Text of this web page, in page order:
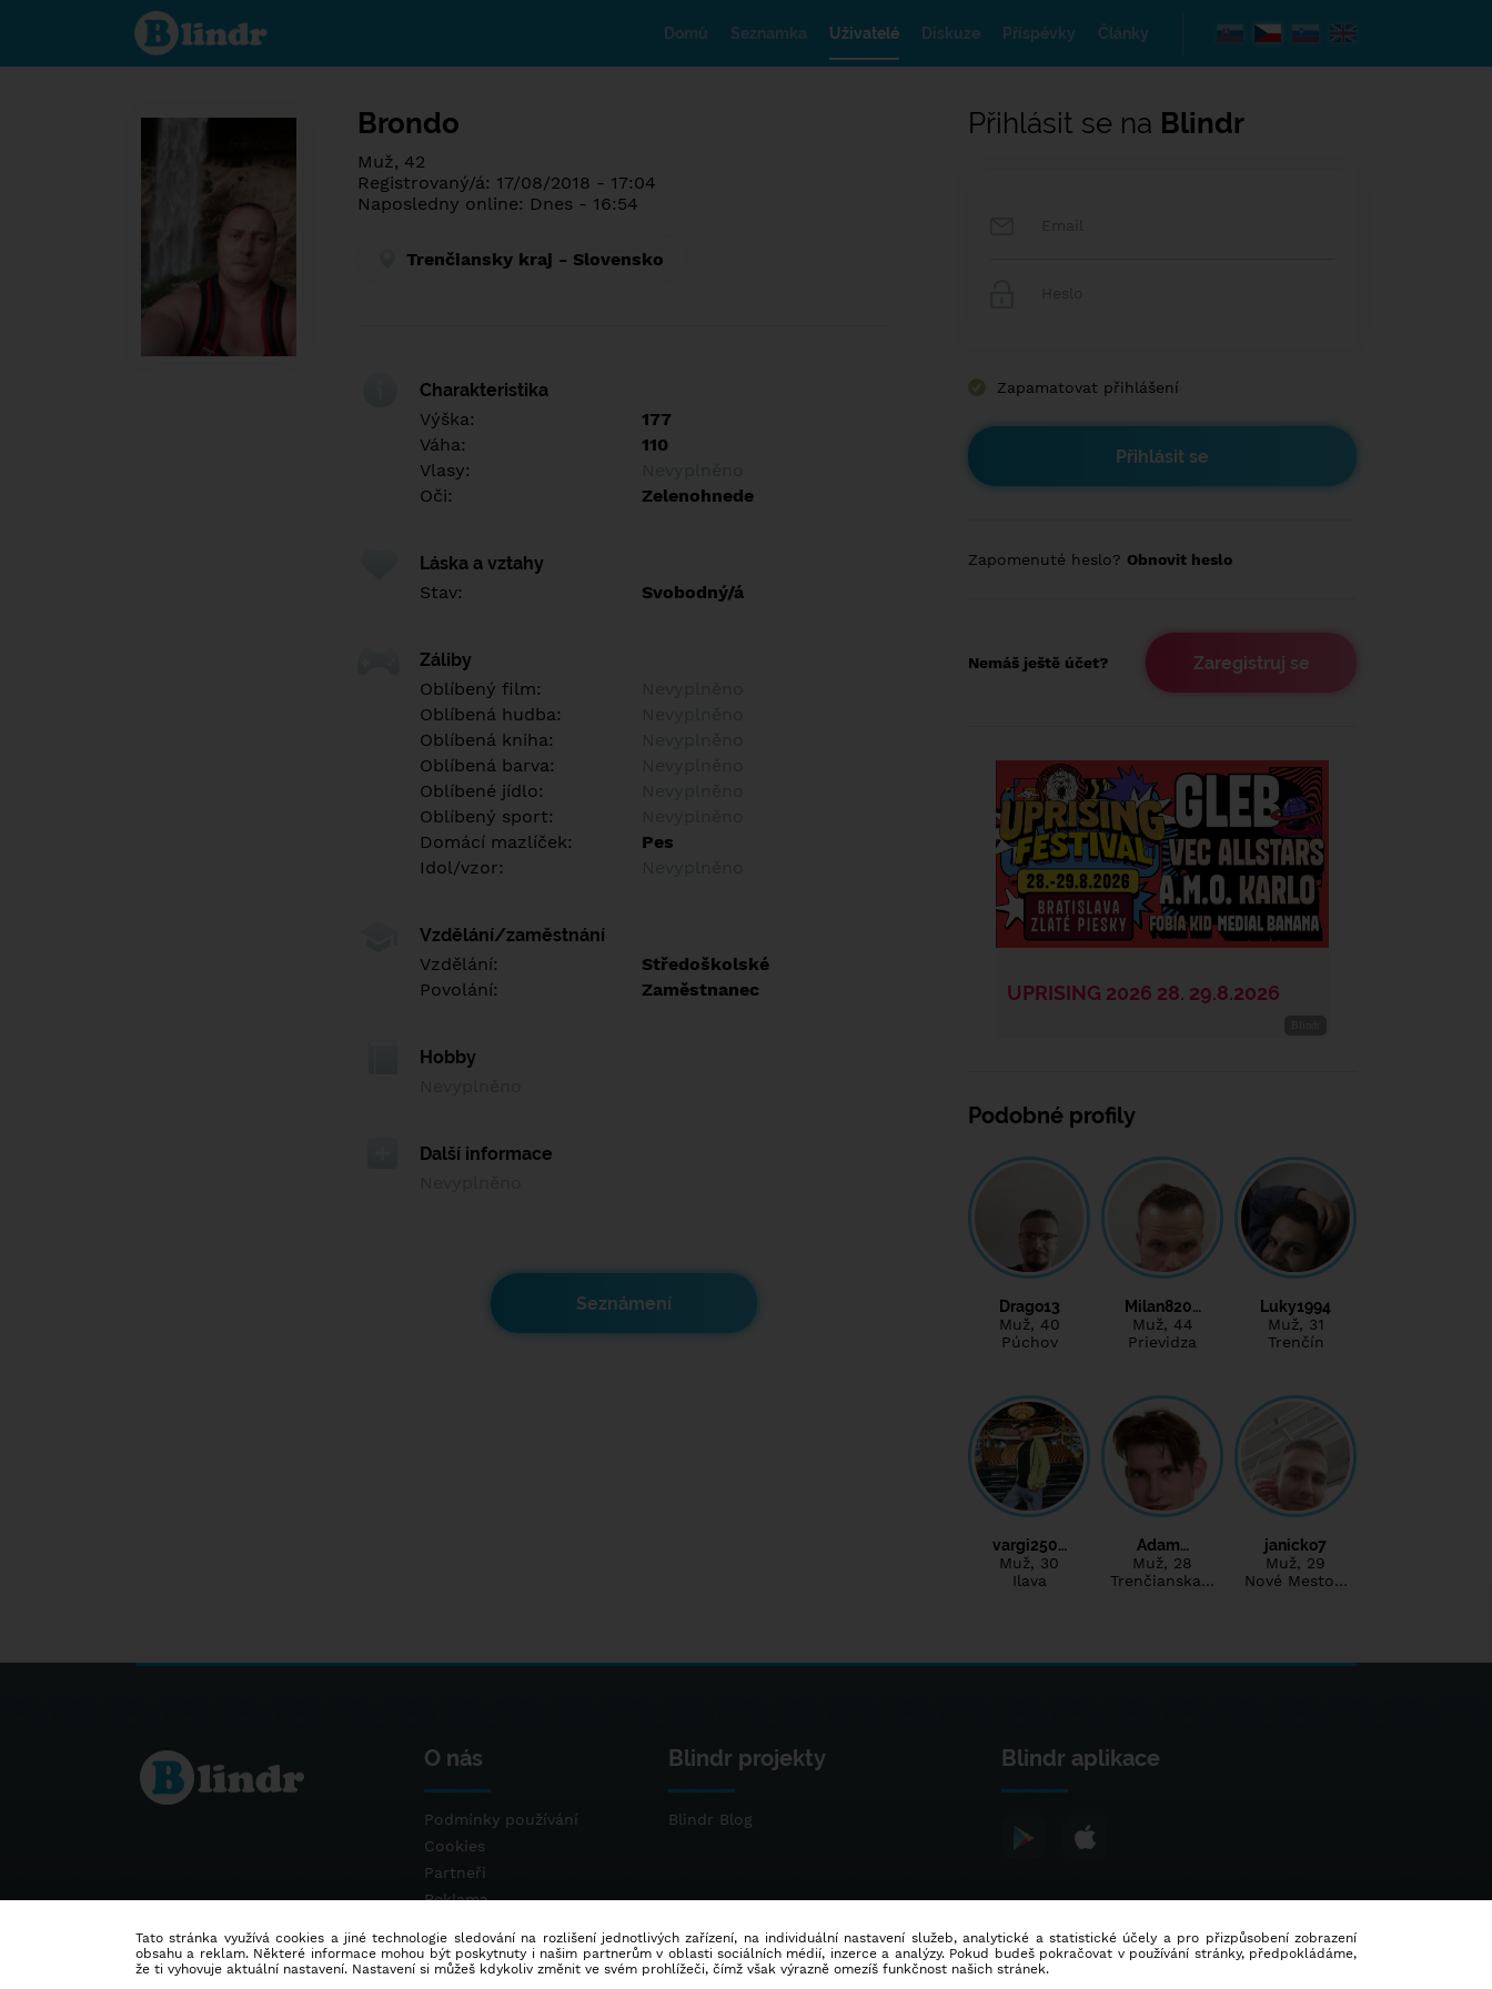
Poznej co je
pod maskou.
Seznamovací
Domů Seznamka Uživatelé Diskuze Příspěvky Články
Brondo
Muž, 42
Registrovaný/á: 17/08/2018 - 17:04
Naposledny online: Dnes - 16:54
Trenčiansky kraj - Slovensko
Charakteristika
Výška:
177
Váha:
110
Vlasy:
Oči:
Zelenohnede
Láska a vztahy
Stav:
Svobodný/á
Záliby
Oblíbený film:
Oblíbená hudba:
Oblíbená kniha:
Oblíbená barva:
Oblíbené jídlo:
Oblíbený sport:
Domácí mazlíček:
Pes
Idol/vzor:
Vzdělání/zaměstnání
Vzdělání:
Středoškolské
Povolání:
Zaměstnanec
Hobby
Další informace
Seznámení
Přihlásit se na Blindr
Zapamatovat přihlášení
Zapomenuté heslo? Obnovit heslo
Nemáš ještě účet? Zaregistruj se
Podobné profily
Drago13
Muž, 40
Púchov
Milan820…
Muž, 44
Prievidza
Luky1994
Muž, 31
Trenčín
vargi250…
Muž, 30
Ilava
Adam…
Muž, 28
Trenčianska…
janicko7
Muž, 29
Nové Mesto…
O nás
Podmínky používání
Cookies
Partneři
Reklama
Blindr projekty
Blindr Blog
Blindr aplikace
Tato stránka využívá cookies a jiné technologie sledování na rozlišení jednotlivých zařízení, na individuální nastavení služeb, analytické a statistické účely a pro přizpůsobení zobrazení
obsahu a reklam. Některé informace mohou být poskytnuty i našim partnerům v oblasti sociálních médií, inzerce a analýzy. Pokud budeš pokračovat v používání stránky, předpokládáme,
že ti vyhovuje aktuální nastavení. Nastavení si můžeš kdykoliv změnit ve svém prohlížeči, čímž však výrazně omezíš funkčnost našich stránek.